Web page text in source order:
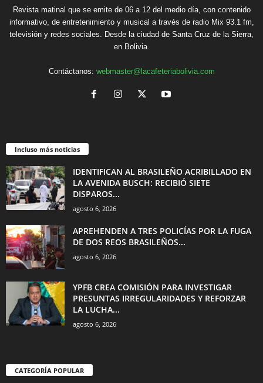
Revista matinal que se emite de 06 a 12 del medio día, con contenido
informativo, de entretenimiento y musical a través de radio Mix 93.1 fm,
televisión y redes sociales. Desde la ciudad de Santa Cruz de la Sierra,
en Bolivia.
Contáctanos: webmaster@lacafeteriabolivia.com
Incluso más noticias
IDENTIFICAN AL BRASILEÑO ACRIBILLADO EN
LA AVENIDA BUSCH: RECIBIÓ SIETE
DISPAROS...
agosto 6, 2026
APREHENDEN A TRES POLICÍAS POR LA FUGA
DE DOS REOS BRASILEÑOS...
agosto 6, 2026
YPFB CREA COMISIÓN PARA INVESTIGAR
PRESUNTAS IRREGULARIDADES Y REFORZAR
LA LUCHA...
agosto 6, 2026
CATEGORÍA POPULAR